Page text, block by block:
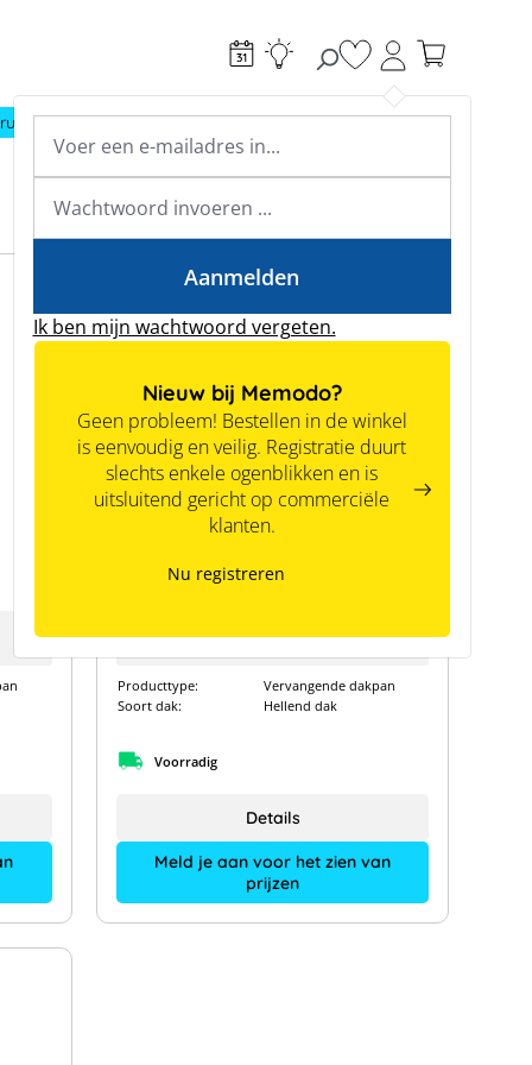
Academy & webinars
Expertkennis
Tools
Je hebt 0 items op
Ik ben mijn wachtwoord vergeten.
Aanmelden
Nieuw bij Memodo?
Geen probleem! Bestellen in de winkel
is eenvoudig en veilig. Registratie duurt
slechts enkele ogenblikken en is
uitsluitend gericht op commerciële
klanten.
Nu registreren
Toebehoren
Lehmann modulehouder voor
Nelskamp Nibra F10 Ü
Producttype:
Vervangende dakpan
Soort dak:
Hellend dak
Voorradig
Meld je aan voor het zien van
prijzen
Details